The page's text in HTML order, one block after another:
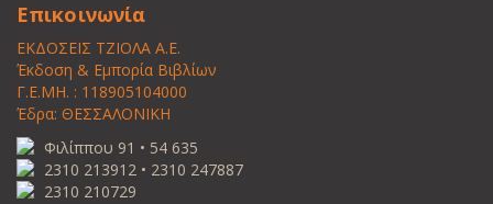
Επικοινωνία
ΕΚΔΟΣΕΙΣ ΤΖΙΟΛΑ Α.Ε.
Έκδοση & Εμπορία Βιβλίων
Γ.Ε.ΜΗ. : 118905104000
Έδρα: ΘΕΣΣΑΛΟΝΙΚΗ
Φιλίππου 91 • 54 635
2310 213912 • 2310 247887
2310 210729